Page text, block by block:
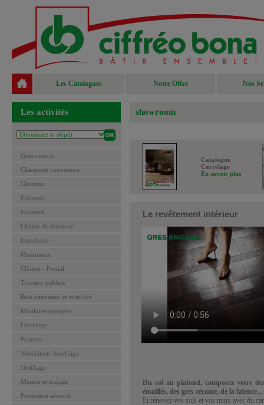
Les Catalogues Notre Offre Nos
Les activités
Gros oeuvre
Charpente couverture
Cloisons
Plafonds
Isolation
Chimie du bâtiment
Etanchéité
Menuiserie
Clôture - Portail
Travaux publics
Bois panneaux et stratifiés
Moulures parquets
Carrelage
Peinture
Ventilation chauffage
Outillage
Mesure et traçage
Protection sécurité
showroom
Catalogue
Carrelage
En savoir plus
Le revêtement intérieur
Du sol au plafond, composez votre
émaillés, des grés cérame, de la faïence...
Et rénovez vos sols et vos murs avec du